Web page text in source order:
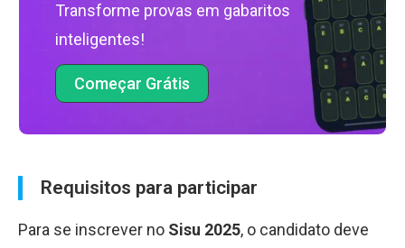
Transforme provas em gabaritos
inteligentes!
Começar Grátis
Requisitos para participar
Para se inscrever no Sisu 2025, o candidato deve